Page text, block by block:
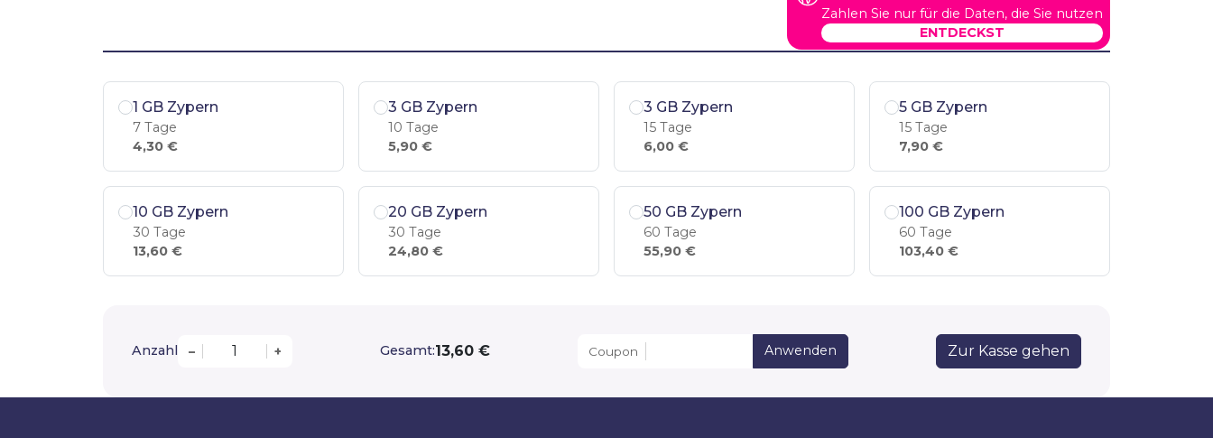
Zahlen Sie nur für die Daten, die Sie nutzen
ENTDECKST
1 GB Zypern
7 Tage
4,30 €
3 GB Zypern
10 Tage
5,90 €
3 GB Zypern
15 Tage
6,00 €
5 GB Zypern
15 Tage
7,90 €
10 GB Zypern
30 Tage
13,60 €
20 GB Zypern
30 Tage
24,80 €
50 GB Zypern
60 Tage
55,90 €
100 GB Zypern
60 Tage
103,40 €
Anzahl – + Gesamt:13,60 € Coupon Anwenden Zur Kasse gehen